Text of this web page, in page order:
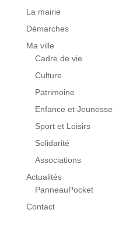
La mairie
Démarches
Ma ville
Cadre de vie
Culture
Patrimoine
Enfance et Jeunesse
Sport et Loisirs
Solidarité
Associations
Actualités
PanneauPocket
Contact